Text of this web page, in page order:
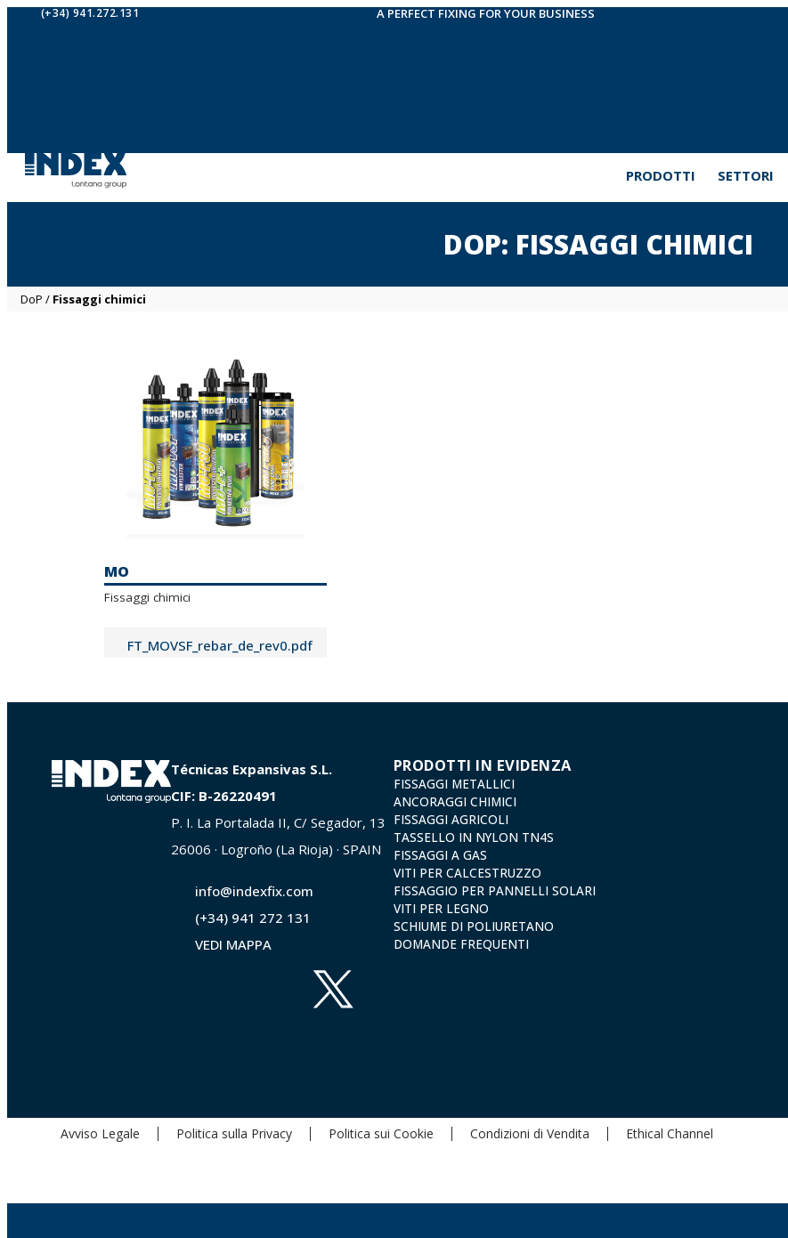
(+34) 941.272.131 A PERFECT FIXING FOR YOUR BUSINESS
PRODOTTI SETTORI
DOP: FISSAGGI CHIMICI
DoP / Fissaggi chimici
MO
Fissaggi chimici
FT_MOVSF_rebar_de_rev0.pdf
FT_MOVH_en_rev1.pdf
FT_MOPSU_en_rev1.pdf
FTA_MOVH_en_rev5.pdf
Técnicas Expansivas S.L.
CIF: B-26220491
P. I. La Portalada II, C/ Segador, 13
26006 · Logroño (La Rioja) · SPAIN
info@indexfix.com
(+34) 941 272 131
VEDI MAPPA
PRODOTTI IN EVIDENZA
FISSAGGI METALLICI
ANCORAGGI CHIMICI
FISSAGGI AGRICOLI
TASSELLO IN NYLON TN4S
FISSAGGI A GAS
VITI PER CALCESTRUZZO
FISSAGGIO PER PANNELLI SOLARI
VITI PER LEGNO
SCHIUME DI POLIURETANO
DOMANDE FREQUENTI
Avviso Legale Politica sulla Privacy Politica sui Cookie Condizioni di Vendita Ethical Channel